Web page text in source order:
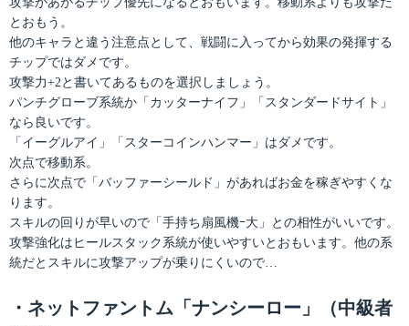
とおもう。
他のキャラと違う注意点として、戦闘に入ってから効果の発揮する
チップではダメです。
攻撃力+2と書いてあるものを選択しましょう。
パンチグローブ系統か「カッターナイフ」「スタンダードサイト」
なら良いです。
「イーグルアイ」「スターコインハンマー」はダメです。
次点で移動系。
さらに次点で「バッファーシールド」があればお金を稼ぎやすくな
ります。
スキルの回りが早いので「手持ち扇風機ｰ大」との相性がいいです。
攻撃強化はヒールスタック系統が使いやすいとおもいます。他の系
統だとスキルに攻撃アップが乗りにくいので…
・ネットファントム「ナンシーロー」（中級者